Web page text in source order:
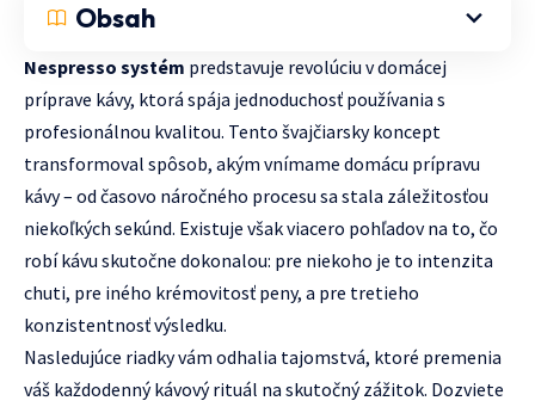
Obsah
Nespresso systém predstavuje revolúciu v domácej
príprave kávy, ktorá spája jednoduchosť používania s
profesionálnou kvalitou. Tento švajčiarsky koncept
transformoval spôsob, akým vnímame domácu prípravu
kávy – od časovo náročného procesu sa stala záležitosťou
niekoľkých sekúnd. Existuje však viacero pohľadov na to, čo
robí kávu skutočne dokonalou: pre niekoho je to intenzita
chuti, pre iného krémovitosť peny, a pre tretieho
konzistentnosť výsledku.
Nasledujúce riadky vám odhalia tajomstvá, ktoré premenia
váš každodenný kávový rituál na skutočný zážitok. Dozviete